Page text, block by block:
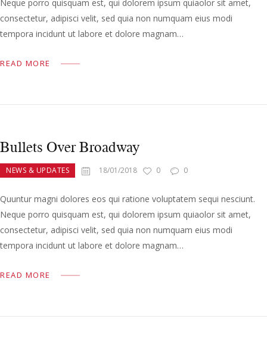
Neque porro quisquam est, qui dolorem ipsum quiaolor sit amet,
consectetur, adipisci velit, sed quia non numquam eius modi
tempora incidunt ut labore et dolore magnam…
READ MORE
Bullets Over Broadway
NEWS & UPDATES 18/01/2018 0 0
Quuntur magni dolores eos qui ratione voluptatem sequi nesciunt.
Neque porro quisquam est, qui dolorem ipsum quiaolor sit amet,
consectetur, adipisci velit, sed quia non numquam eius modi
tempora incidunt ut labore et dolore magnam…
READ MORE